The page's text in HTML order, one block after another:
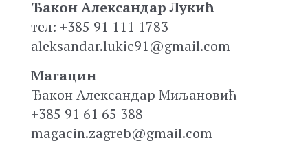
Ђакон Александар Лукић
тел: +385 91 111 1783
aleksandar.lukic91@gmail.com
Магацин
Ђакон Александар Миљановић
+385 91 61 65 388
magacin.zagreb@gmail.com